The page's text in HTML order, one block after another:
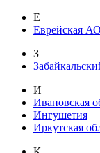
Е
Еврейская АО
З
И
Ивановская
Ингушетия
Иркутская